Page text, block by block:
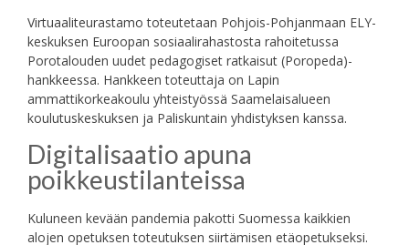
Virtuaaliteurastamo toteutetaan Pohjois-Pohjanmaan ELY-
keskuksen Euroopan sosiaalirahastosta rahoitetussa
Porotalouden uudet pedagogiset ratkaisut (Poropeda)-
hankkeessa. Hankkeen toteuttaja on Lapin
ammattikorkeakoulu yhteistyössä Saamelaisalueen
koulutuskeskuksen ja Paliskuntain yhdistyksen kanssa.
Digitalisaatio apuna
poikkeustilanteissa
Kuluneen kevään pandemia pakotti Suomessa kaikkien
alojen opetuksen toteutuksen siirtämisen etäopetukseksi.